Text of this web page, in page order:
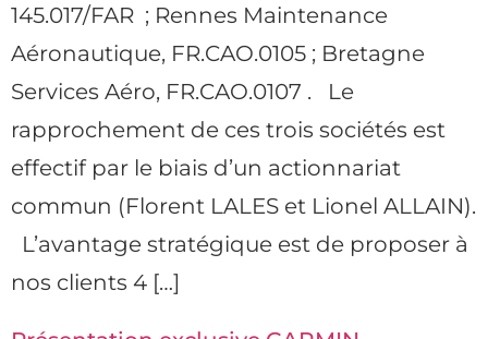
145.017/FAR ; Rennes Maintenance
Aéronautique, FR.CAO.0105 ; Bretagne
Services Aéro, FR.CAO.0107 . Le
rapprochement de ces trois sociétés est
effectif par le biais d’un actionnariat
commun (Florent LALES et Lionel ALLAIN).
L’avantage stratégique est de proposer à
nos clients 4 […]